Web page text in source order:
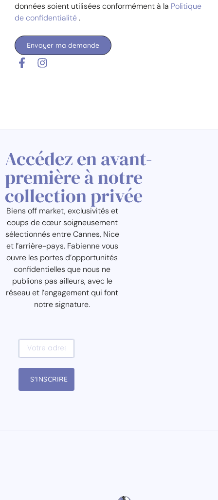
données soient utilisées conformément à la Politique
de confidentialité.
Envoyer ma demande
Accédez en avant-
première à notre
collection privée
Biens off market, exclusivités et
coups de cœur soigneusement
sélectionnés entre Cannes, Nice
et l’arrière-pays. Fabienne vous
ouvre les portes d’opportunités
confidentielles que nous ne
publions pas ailleurs, avec le
réseau et l’engagement qui font
notre signature.
S'INSCRIRE